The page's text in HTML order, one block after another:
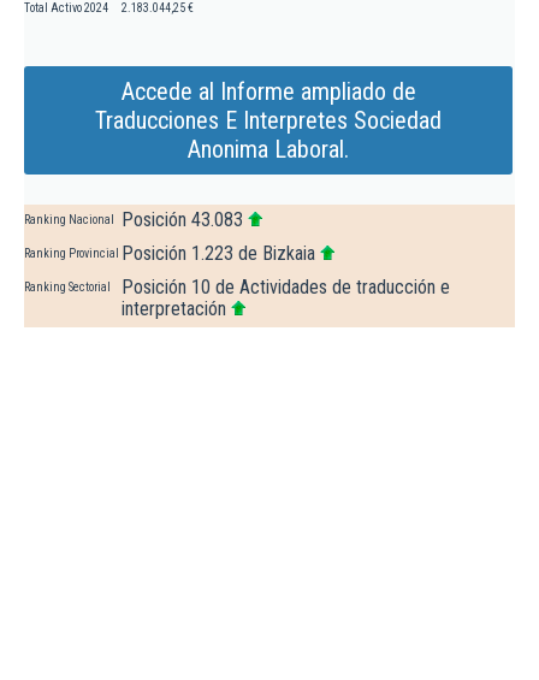
Total Activo 2024 2.183.044,25 €
Accede al Informe ampliado de
Traducciones E Interpretes Sociedad
Anonima Laboral.
Ranking Nacional Posición 43.083
Ranking Provincial Posición 1.223 de Bizkaia
Ranking Sectorial
Posición 10 de Actividades de traducción e
interpretación